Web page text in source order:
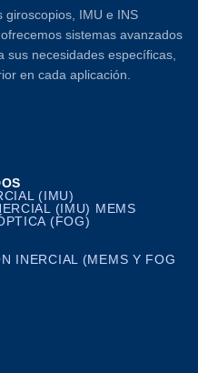
giroscopios, IMU e INS
sistemas avanzados
necesidades específicas,
en cada aplicación.
(IMU)
(IMU) MEMS
(FOG)
INERCIAL (MEMS Y FOG